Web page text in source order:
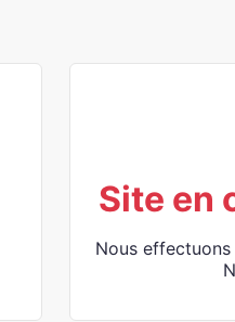
Site en
Nous